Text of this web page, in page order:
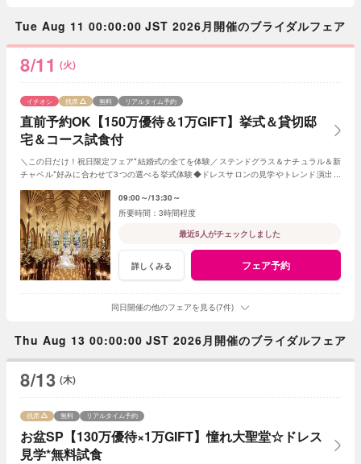
Tue Aug 11 00:00:00 JST 2026月開催のブライダルフェア
8/11 (火)
直前予約OK【150万優待＆1万GIFT】挙式＆貸切邸
宅＆コース試食付
イチオシ 残席 無料 リアルタイム予約
＼この日だけ！祝日限定フェア*結婚式の全てを体験／ステンドグラス＆ナチュラル＆新
チャペル*好みに合わせて3つの選べる挙式体験◆ドレスサロンの見学やトレンド演出の
09:00～ 13:30～
3時間程度
最近5人がチェックしました
詳しくみる フェア予約
同日開催の他のフェアを見る(7件)
Thu Aug 13 00:00:00 JST 2026月開催のブライダルフェア
8/13 (木)
お盆SP【130万優待×1万GIFT】憧れ大聖堂☆ドレス
見学*無料試食
残席 無料 リアルタイム予約